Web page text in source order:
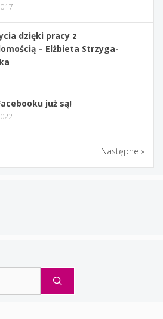
dzięki pracy z
– Elżbieta Strzyga-
już są!
Następne »